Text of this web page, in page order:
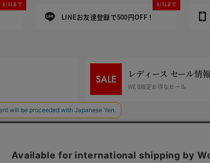
8/31まで
LINEお友達登録で500円OFF！
8/31まで
レディース セール情
WEB限定お得なセール
本物を愉しむ、洗練スタイル